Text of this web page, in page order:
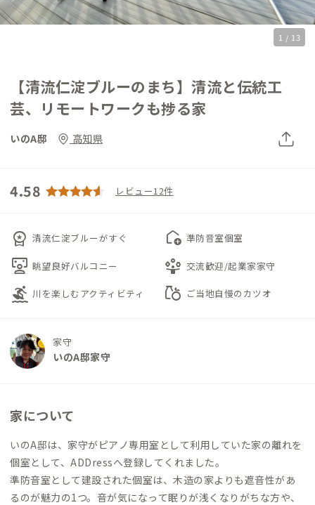
1 / 13
【清流仁淀ブルーのまち】清流と伝統工
芸、リモートワークも捗る家
いのA邸 高知県
4.58 レビュー12件
workspace_premium 清流仁淀ブルーがすぐ add_home 準防音室個室
interactive_space 眺望良好バルコニー person_play 交流歓迎/起業家家守
surfing 川を楽しむアクティビティ grocery ご当地自慢のカツオ
家守
いのA邸家守
家について
いのA邸は、家守がピアノ専用室として利用していた家の離れを
個室として、ADDressへ登録してくれました。
準防音室として建設された個室は、木造の家よりも遮音性があ
るのが魅力の1つ。音が気になって眠りが浅くなりがちな方や、